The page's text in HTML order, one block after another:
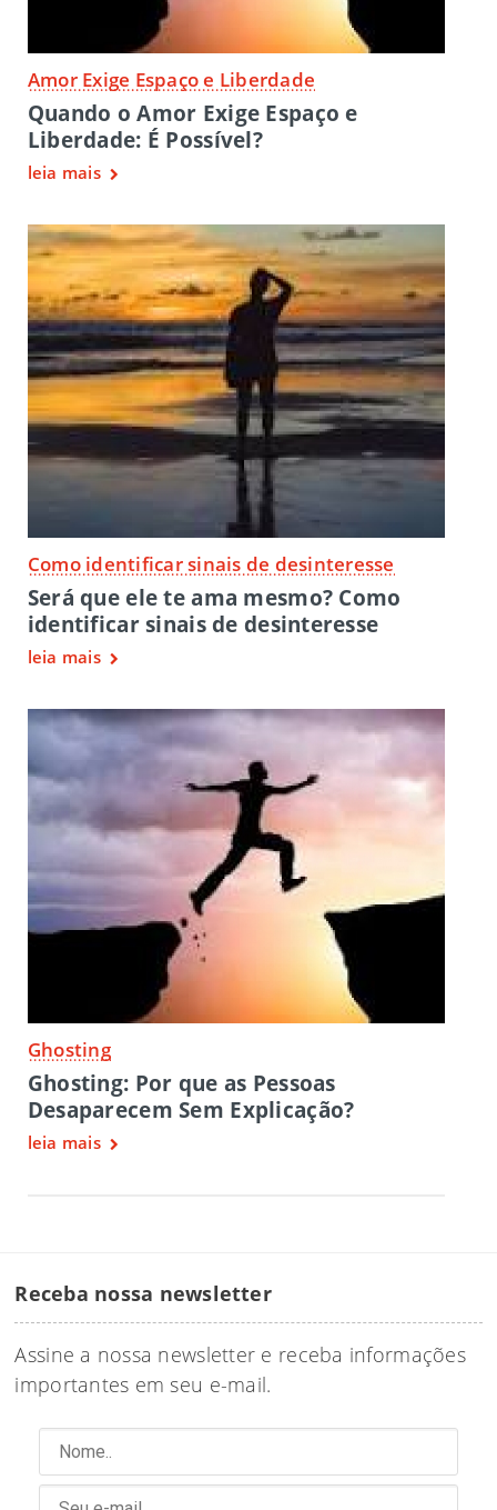
Amor Exige Espaço e Liberdade
Quando o Amor Exige Espaço e
Liberdade: É Possível?
leia mais
Como identificar sinais de desinteresse
Será que ele te ama mesmo? Como
identificar sinais de desinteresse
leia mais
Ghosting
Ghosting: Por que as Pessoas
Desaparecem Sem Explicação?
leia mais
Receba nossa newsletter
Assine a nossa newsletter e receba informações
importantes em seu e-mail.